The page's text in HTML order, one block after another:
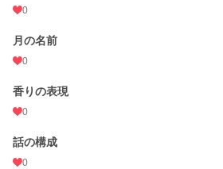
0
月の名前
0
香りの表現
0
話の構成
0